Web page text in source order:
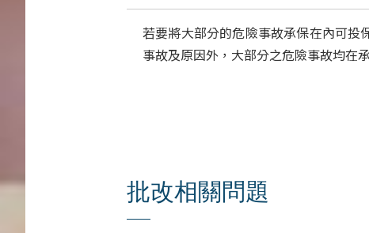
若要將大部分的危險事故承保在內可投
事故及原因外，大部分之危險事故均在
批改相關問題